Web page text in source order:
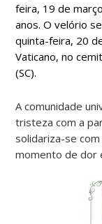
feira, 19 de
anos. O velório
quinta-feira, 20
Vaticano, no
(SC).
A comunidade
tristeza com a
solidariza-se
momento de dor